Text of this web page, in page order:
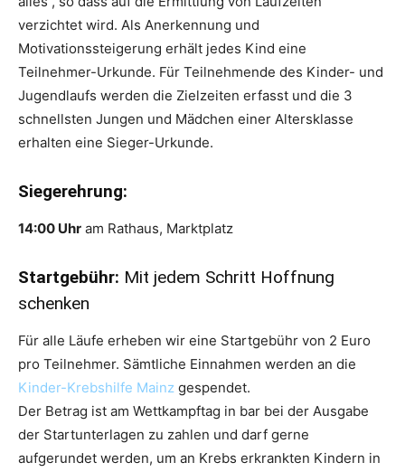
verzichtet wird. Als Anerkennung und
Motivationssteigerung erhält jedes Kind eine
Teilnehmer-Urkunde. Für Teilnehmende des Kinder- und
Jugendlaufs werden die Zielzeiten erfasst und die 3
schnellsten Jungen und Mädchen einer Altersklasse
erhalten eine Sieger-Urkunde.
Siegerehrung:
14:00 Uhr am Rathaus, Marktplatz
Startgebühr: Mit jedem Schritt Hoffnung
schenken
Für alle Läufe erheben wir eine Startgebühr von 2 Euro
pro Teilnehmer. Sämtliche Einnahmen werden an die
Kinder-Krebshilfe Mainz gespendet.
Der Betrag ist am Wettkampftag in bar bei der Ausgabe
der Startunterlagen zu zahlen und darf gerne
aufgerundet werden, um an Krebs erkrankten Kindern in